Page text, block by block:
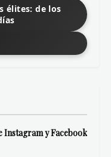
élites: de los
Instagram y Facebook